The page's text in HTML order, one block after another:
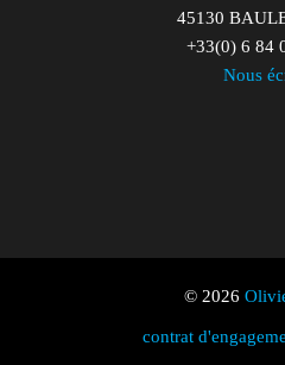
45130
+33(0) 6 84
Nous
© 2026
contrat